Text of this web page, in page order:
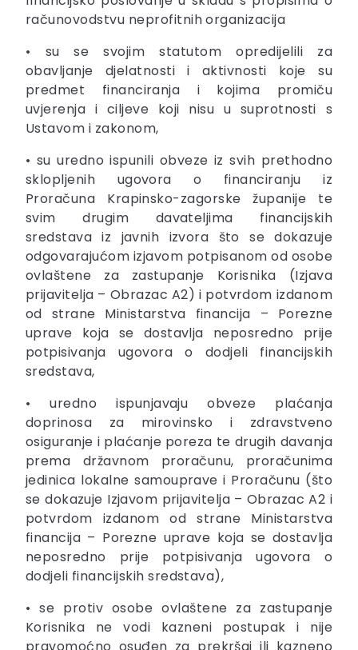
računovodstvu neprofitnih organizacija
• su se svojim statutom opredijelili za
obavljanje djelatnosti i aktivnosti koje su
predmet financiranja i kojima promiču
uvjerenja i ciljeve koji nisu u suprotnosti s
Ustavom i zakonom,
• su uredno ispunili obveze iz svih prethodno
sklopljenih ugovora o financiranju iz
Proračuna Krapinsko-zagorske županije te
svim drugim davateljima financijskih
sredstava iz javnih izvora što se dokazuje
odgovarajućom izjavom potpisanom od osobe
ovlaštene za zastupanje Korisnika (Izjava
prijavitelja – Obrazac A2) i potvrdom izdanom
od strane Ministarstva financija – Porezne
uprave koja se dostavlja neposredno prije
potpisivanja ugovora o dodjeli financijskih
sredstava,
• uredno ispunjavaju obveze plaćanja
doprinosa za mirovinsko i zdravstveno
osiguranje i plaćanje poreza te drugih davanja
prema državnom proračunu, proračunima
jedinica lokalne samouprave i Proračunu (što
se dokazuje Izjavom prijavitelja – Obrazac A2 i
potvrdom izdanom od strane Ministarstva
financija – Porezne uprave koja se dostavlja
neposredno prije potpisivanja ugovora o
dodjeli financijskih sredstava),
• se protiv osobe ovlaštene za zastupanje
Korisnika ne vodi kazneni postupak i nije
pravomoćno osuđen za prekršaj ili kazneno